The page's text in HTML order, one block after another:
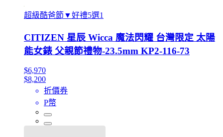
超級酷爸節▼好禮5選1
CITIZEN 星辰 Wicca 魔法閃耀 台灣限定 太陽
能女錶 父親節禮物-23.5mm KP2-116-73
$6,970
$8,200
折價券
P幣